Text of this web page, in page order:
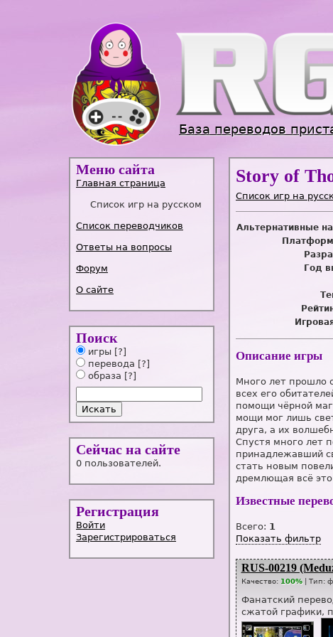
База переводов
Меню сайта
Главная страница
Список игр на русском
Список переводчиков
Ответы на вопросы
Форум
О сайте
Поиск
игры [?]
перевода [?]
образа [?]
Сейчас на сайте
0 пользователей.
Регистрация
Войти
Зарегистрироваться
Story of
Список игр на
Альтернативные
Год
Описание игры
Много лет прошло
всех его
помощи чёрной
мощи мог лишь
друга, а их
Cпустя много лет
принадлежавший
стать новым
дремлющая всё это
Известные
Всего: 1
Показать фильтр
RUS-00219
Качество: 100% | Тип:
Фанатский
сжатой графики,